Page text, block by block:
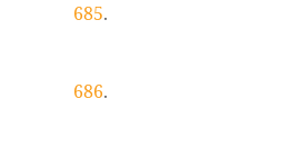
685.
686.